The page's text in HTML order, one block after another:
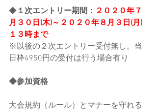
◆ １次エントリー期間 ：２０２０年７
月３０日(木)～２０２０年８月３日(月)
１３時まで
※以後の２次エントリー受付無し。当
日枠4950円の受付は行う場合有り
◆参加資格
大会規約（ルール）とマナーを守れる